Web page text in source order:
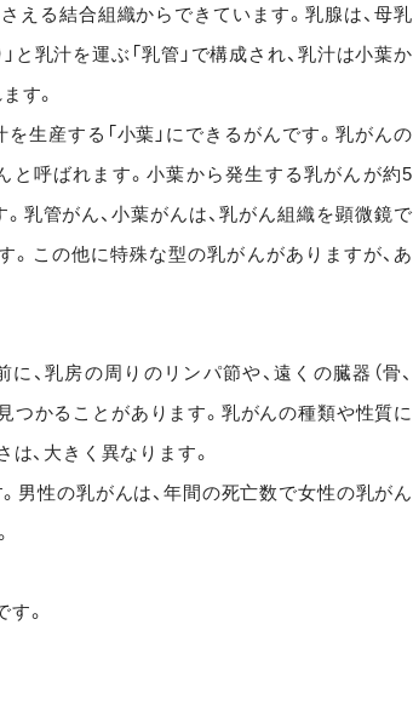
さえる結合組織からできています。乳腺は、母乳
」と乳汁を運ぶ「乳管」で構成され、乳汁は小葉か
す。
を生産する「小葉」にできるがんです。乳がんの
と呼ばれます。小葉から発生する乳がんが約5
乳管がん、小葉がんは、乳がん組織を顕微鏡で
。この他に特殊な型の乳がんがありますが、あ
、乳房の周りのリンパ節や、遠くの臓器（骨、
見つかることがあります。乳がんの種類や性質に
は、大きく異なります。
男性の乳がんは、年間の死亡数で女性の乳がん
。